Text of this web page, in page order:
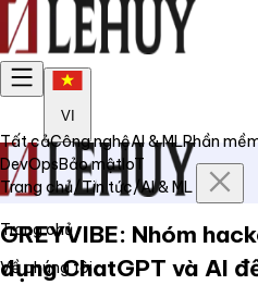
VI
Trang chủ
Về chúng tôi
Tất cảCông nghệAI & MLPhần
DevOpsBảo mậtIoT
Trang chủ/Tin tức/AI & ML
GREYVIBE: Nhóm
dụng ChatGPT và AI